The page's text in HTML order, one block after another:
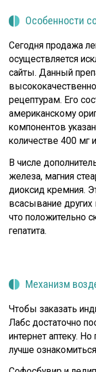
Особенности
Сегодня продажа
осуществляется
сайты. Данный
рецептурам. Его
американскому
компонентов
количестве 400 мг
В числе
железа, магния
диоксид кремния.
всасывание других
что положительно
гепатита.
Механизм
Чтобы заказать
Лабс достаточно
интернет аптеку.
лучше